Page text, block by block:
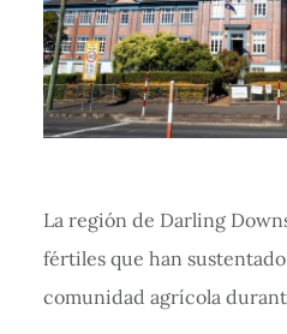
La región de Darling
fértiles que han
comunidad agrícola